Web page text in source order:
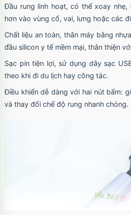
Đầu rung linh hoạt, có thể xoay nhẹ,
hơn vào vùng cổ, vai, lưng hoặc các
Chất liệu an toàn, thân máy bằng
đầu silicon y tế mềm mại, thân thiện
Sạc pin tiện lợi, sử dụng dây sạc
theo khi đi du lịch hay công tác.
Điều khiển dễ dàng với hai nút bấm:
và thay đổi chế độ rung nhanh chóng.